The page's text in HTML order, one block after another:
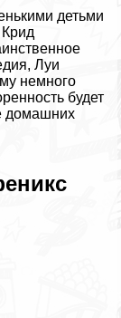
детьми
Луи
немного
будет
домашних